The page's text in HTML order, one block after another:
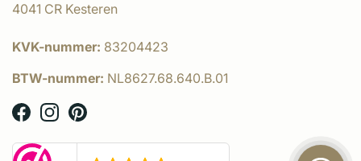
4041 CR Kesteren
KVK-nummer: 83204423
BTW-nummer: NL8627.68.640.B.01